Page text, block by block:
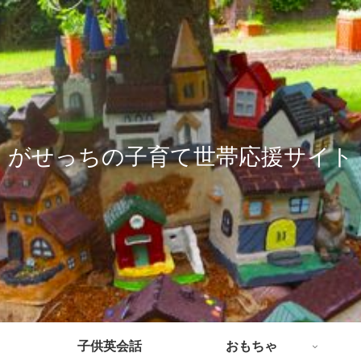
がせっちの子育て世帯応援サイト
子供英会話 おもちゃ